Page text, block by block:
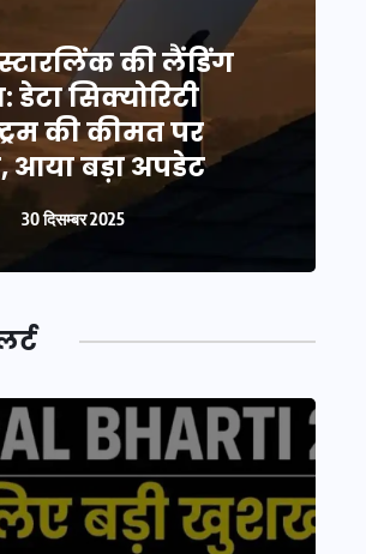
की लैंडिंग
सिक्योरिटी
की कीमत पर
आया बड़ा अपडेट
30 दिसम्बर 2025